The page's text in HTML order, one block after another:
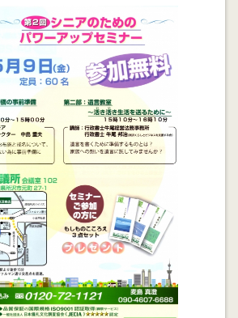
が始まる
口戦略 銀行とサービサーをつなぐ
が見つかる場合があります。
に出席して来ました。金融円滑化法出
ビサー活用を考えるためです。
会【所沢くらしとビジネスを支援す
致しました。経営コンサルタント、
士、税理士、社会保険労務士等10名の
ます。会員の専門知識と経験を駆使
らしに関する諸問題(遺言、相続、成
金問題、保険等)、地元企業等の経営